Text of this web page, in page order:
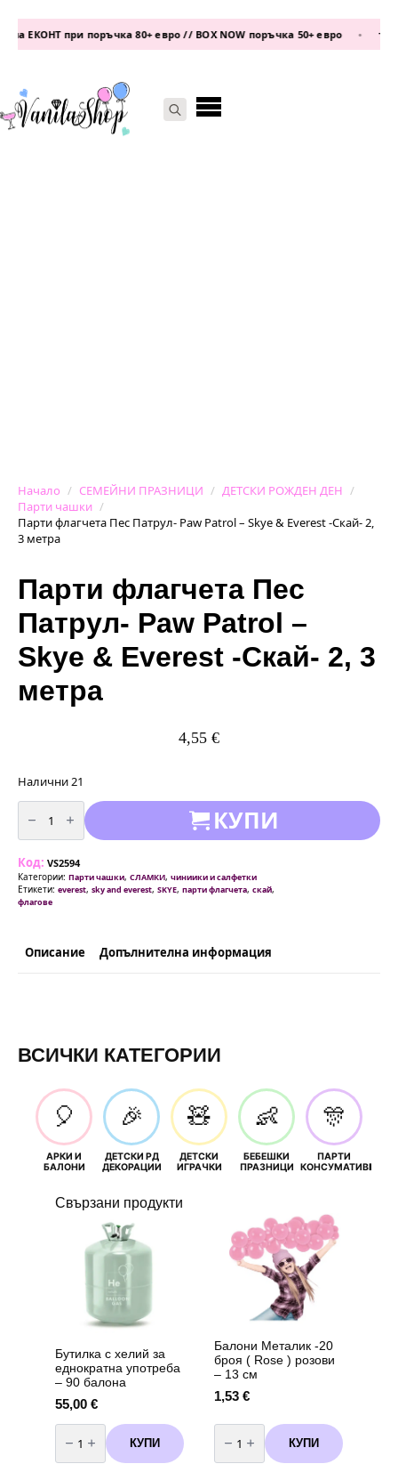
ЕКОНТ при поръчка 80+ евро // BOX NOW поръчка 50+ евро
Начало СЕМЕЙНИ ПРАЗНИЦИ
ДЕТСКИ РОЖДЕН ДЕН
Парти чашки
Парти флагчета Пес Патрул- Paw Patrol – Skye & Everest -Скай- 2,
3 метра
Парти флагчета Пес
Патрул- Paw Patrol –
Skye & Everest -Скай- 2, 3
метра
4,55 €
Налични 21
количество
за
Парти
флагчета
Патрул-
Paw
Patrol
-
Skye
-Скай-
2,
КУПИ
Код: VS2594
Категории: Парти чашки, СЛАМКИ, чиниики и салфетки
Етикети: everest, sky and everest, SKYE, парти флагчета, скай,
флагове
Описание Допълнителна информация
ВСИЧКИ КАТЕГОРИИ
🎈
АРКИ И
БАЛОНИ
🎉
ДЕТСКИ РД
ДЕКОРАЦИИ
🧸
ДЕТСКИ
ИГРАЧКИ
👶
БЕБЕШКИ
ПРАЗНИЦИ
🎊
ПАРТИ
КОНСУМАТИВИ
Свързани продукти
Бутилка с хелий за
еднократна употреба
– 90 балона
55,00 €
количество
за
Бутилка
с
КУПИ
Балони Металик -20
броя ( Rose ) розови
– 13 см
1,53 €
количество
за
Балони
Металик
КУПИ